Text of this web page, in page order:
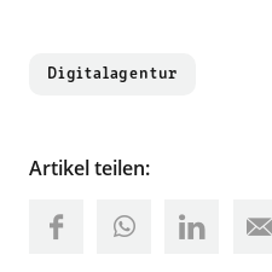
Digitalagentur
Artikel teilen: